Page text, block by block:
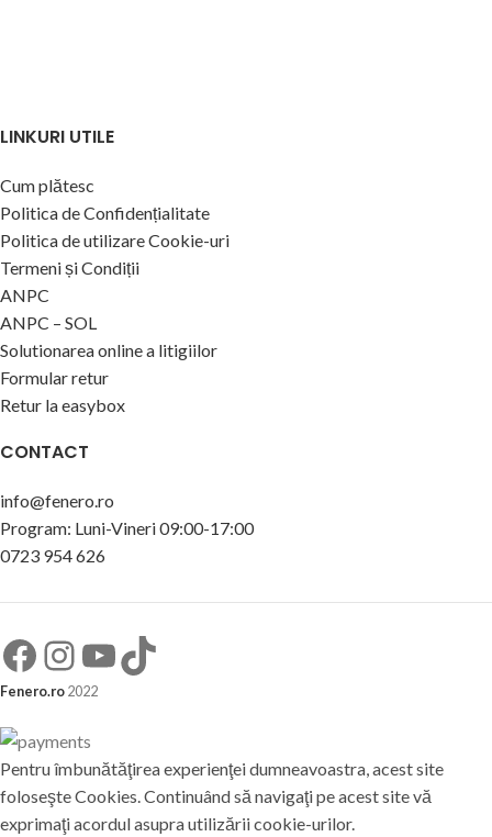
LINKURI UTILE
Cum plătesc
Politica de Confidențialitate
Politica de utilizare Cookie-uri
Termeni și Condiții
ANPC
ANPC – SOL
Solutionarea online a litigiilor
Formular retur
Retur la easybox
CONTACT
info@fenero.ro
Program: Luni-Vineri 09:00-17:00
0723 954 626
Fenero.ro2022
Pentru îmbunătăţirea experienţei dumneavoastra, acest site
foloseşte Cookies. Continuând să navigaţi pe acest site vă
exprimaţi acordul asupra utilizării cookie-urilor.